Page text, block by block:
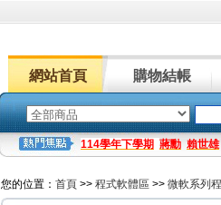
網站首頁 購物結帳
114學年下學期 蔣勳 賴世雄
您的位置： 首頁 >> 程式軟體區 >> 微軟系列